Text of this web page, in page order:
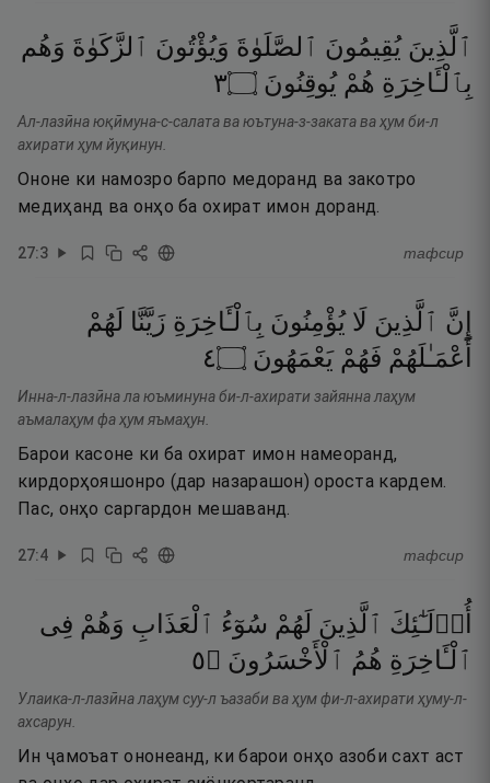
ٱلَّذِينَ يُقِيمُونَ ٱلصَّلَوٰةَ وَيُؤْتُونَ ٱلزَّكَوٰةَ وَهُم
بِٱلْـَٔاخِرَةِ هُمْ يُوقِنُونَ ۝٣
Ал-лазӣна юқӣмуна-с-салата ва юътуна-з-заката ва ҳум би-л
ахирати ҳум йуқинун.
Ононе ки намозро барпо медоранд ва закотро
медиҳанд ва онҳо ба охират имон доранд.
27:3 тафсир
إِنَّ ٱلَّذِينَ لَا يُؤْمِنُونَ بِٱلْـَٔاخِرَةِ زَيَّنَّا لَهُمْ
أَعْمَـٰلَهُمْ فَهُمْ يَعْمَهُونَ ۝٤
Инна-л-лазӣна ла юъминуна би-л-ахирати зайянна лаҳум
аъмалаҳум фа ҳум яъмаҳун.
Барои касоне ки ба охират имон намеоранд,
кирдорҳояшонро (дар назарашон) ороста кардем.
Пас, онҳо саргардон мешаванд.
27:4 тафсир
أُو۟لَـٰٓئِكَ ٱلَّذِينَ لَهُمْ سُوٓءُ ٱلْعَذَابِ وَهُمْ فِى
ٱلْـَٔاخِرَةِ هُمُ ٱلْأَخْسَرُونَ ۝٥
Улаика-л-лазӣна лаҳум суу-л ъазаби ва ҳум фи-л-ахирати ҳуму-л-
ахсарун.
Ин ҷамоъат ононеанд, ки барои онҳо азоби сахт аст